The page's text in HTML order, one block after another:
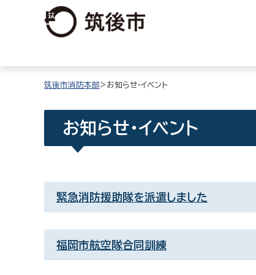
筑後市消防本部>お知らせ・イベント
お知らせ・イベント
緊急消防援助隊を派遣しました
福岡市航空隊合同訓練